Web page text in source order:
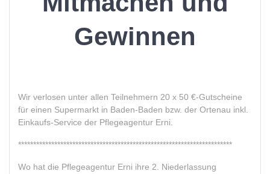
Gewinnen
Wir verlosen unter allen Teilnehmern 20 x 50 €-Gutscheine
für einen Supermarkt in Baden-Baden bzw. der Ortenau inkl.
Einkaufs-Service der Pflegeagentur Erni.
***********************************************************************
Wo hat die Pflegeagentur Erni ihre 2. Niederlassung